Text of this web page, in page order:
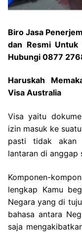
Biro Jasa
dan Resmi
Hubungi 0877
Haruskah
Visa Australia
Visa yaitu
izin masuk ke
pasti tidak akan
lantaran di anggap
Komponen-
lengkap Kamu
Negara yang di
bahasa antara
saja